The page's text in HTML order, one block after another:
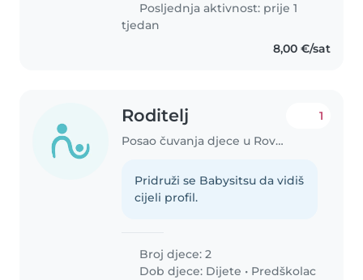
Posljednja aktivnost: prije 1
tjedan
8,00 €/sat
Roditelj
Posao čuvanja djece u Rovinj
1
Pridruži se Babysitsu da vidiš
cijeli profil.
Broj djece: 2
Dob djece: Dijete • Predškolac